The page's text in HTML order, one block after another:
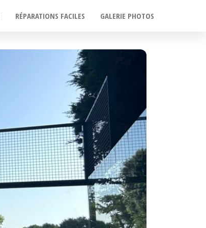
RÉPARATIONS FACILES GALERIE PHOTOS